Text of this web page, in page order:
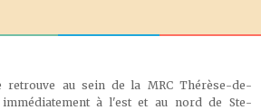
retrouve au sein de la MRC Thérèse-de-
à l'est et au nord de Ste-